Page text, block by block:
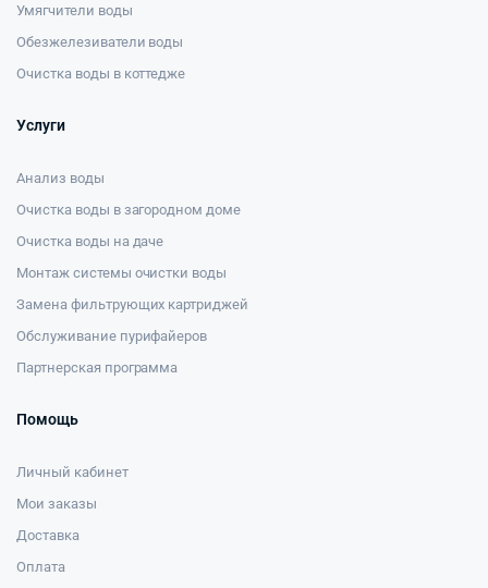
Умягчители воды
Обезжелезиватели воды
Очистка воды в коттедже
Услуги
Анализ воды
Очистка воды в загородном доме
Очистка воды на даче
Монтаж системы очистки воды
Замена фильтрующих картриджей
Обслуживание пурифайеров
Партнерская программа
Помощь
Личный кабинет
Мои заказы
Доставка
Оплата